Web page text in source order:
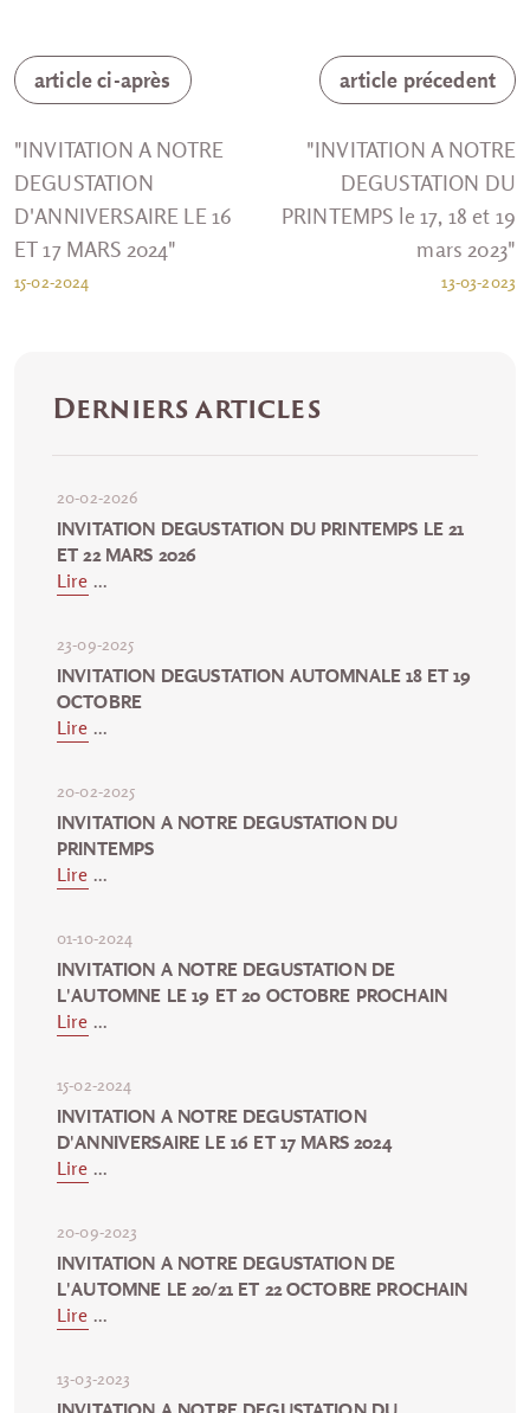
article ci-après
"INVITATION A NOTRE
DEGUSTATION
D'ANNIVERSAIRE LE 16
ET 17 MARS 2024"
15-02-2024
article précedent
"INVITATION A NOTRE
DEGUSTATION DU
PRINTEMPS le 17, 18 et 19
mars 2023"
13-03-2023
Derniers articles
20-02-2026
INVITATION DEGUSTATION DU PRINTEMPS LE 21
ET 22 MARS 2026
Lire ...
23-09-2025
INVITATION DEGUSTATION AUTOMNALE 18 ET 19
OCTOBRE
Lire ...
20-02-2025
INVITATION A NOTRE DEGUSTATION DU
PRINTEMPS
Lire ...
01-10-2024
INVITATION A NOTRE DEGUSTATION DE
L'AUTOMNE LE 19 ET 20 OCTOBRE PROCHAIN
Lire ...
15-02-2024
INVITATION A NOTRE DEGUSTATION
D'ANNIVERSAIRE LE 16 ET 17 MARS 2024
Lire ...
20-09-2023
INVITATION A NOTRE DEGUSTATION DE
L'AUTOMNE LE 20/21 ET 22 OCTOBRE PROCHAIN
Lire ...
13-03-2023